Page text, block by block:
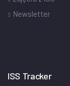
Newsletter
ISS Tracker